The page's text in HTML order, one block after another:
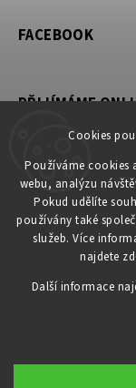
Cookies
Používáme cookies
webu, analýzu
Pokud udělíte
používány také
služeb. Více
najdete
Další informace
FACEBOOK
PŘIJÍMÁME
KONTAKT
obchod @petromila.cz
+420704433780 ►